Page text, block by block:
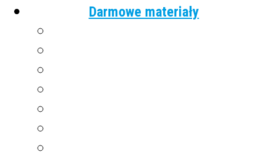
Darmowe materiały